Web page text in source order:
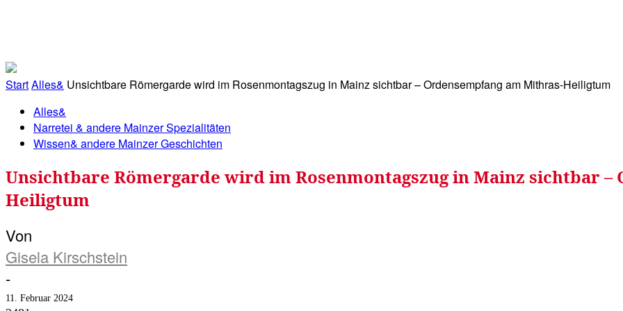
StartAlles& Unsichtbare Römergarde wird im Rosenmontagszug in Mainz sichtbar – Ordensempfang am Mithras-Heiligtum
Alles&
Narretei & andere Mainzer Spezialitäten
Wissen& andere Mainzer Geschichten
Unsichtbare Römergarde wird im Rosenmontagszug in Mainz sichtbar –
Heiligtum
Von
Gisela Kirschstein
-
11. Februar 2024